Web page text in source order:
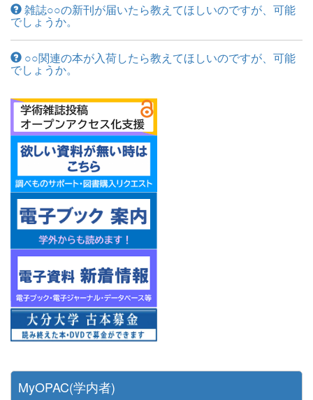
雑誌○○の新刊が届いたら教えてほしいのですが、可能
でしょうか。
○○関連の本が入荷したら教えてほしいのですが、可能
でしょうか。
MyOPAC(学内者)